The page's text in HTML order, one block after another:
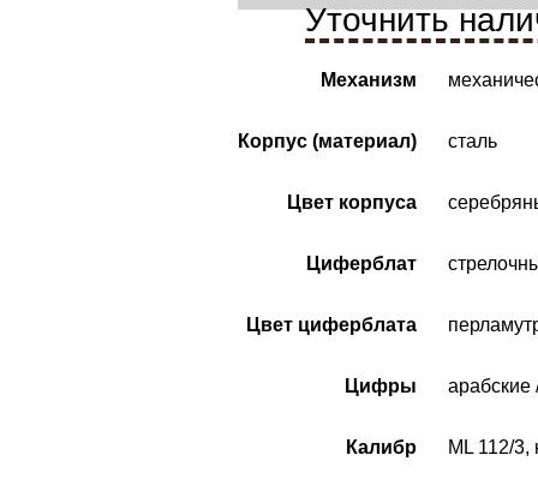
Уточнить
Механизм
Корпус (материал) сталь
Цвет корпуса
Циферблат
Цвет циферблата
Цифры арабские
Калибр ML 112/